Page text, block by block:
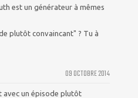
est un générateur à mêmes
plutôt convaincant" ? Tu à
09 OCTOBRE 2014
avec un épisode plutôt